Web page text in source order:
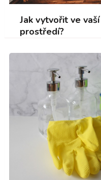
Jak vytvořit ve
prostředí?